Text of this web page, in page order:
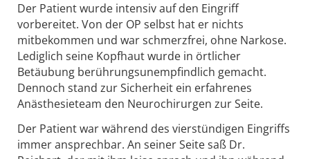
Der Patient wurde intensiv auf den Eingriff
vorbereitet. Von der OP selbst hat er nichts
mitbekommen und war schmerzfrei, ohne Narkose.
Lediglich seine Kopfhaut wurde in örtlicher
Betäubung berührungsunempfindlich gemacht.
Dennoch stand zur Sicherheit ein erfahrenes
Anästhesieteam den Neurochirurgen zur Seite.
Der Patient war während des vierstündigen Eingriffs
immer ansprechbar. An seiner Seite saß Dr.